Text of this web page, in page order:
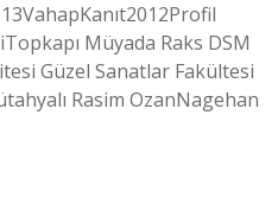
Müyada Raks DSM
Güzel Sanatlar Fakültesi
Rasim OzanNagehan